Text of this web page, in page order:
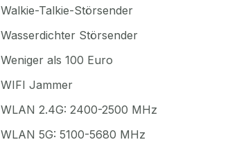
Walkie-Talkie-Störsender
Wasserdichter Störsender
Weniger als 100 Euro
WIFI Jammer
WLAN 2.4G: 2400-2500 MHz
WLAN 5G: 5100-5680 MHz